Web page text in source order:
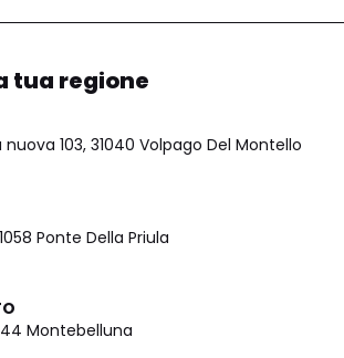
tua regione
103, 31040 Volpago Del Montello
Ponte Della Priula
Montebelluna